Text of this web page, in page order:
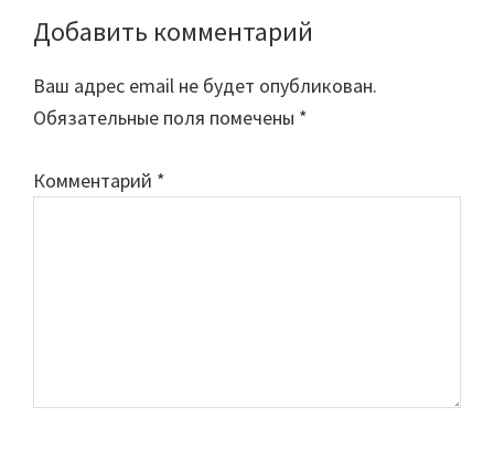
Добавить комментарий
Ваш адрес email не будет опубликован.
Обязательные поля помечены *
Комментарий *